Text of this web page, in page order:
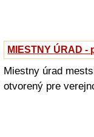
MIESTNY ÚRAD
Miestny úrad
otvorený pre